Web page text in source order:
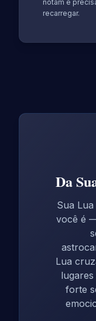
notam e
recarregar.
Da
Sua
você é
Lua
forte